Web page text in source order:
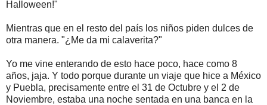
Halloween!"
Mientras que en el resto del país los niños piden dulces de
otra manera. "¿Me da mi calaverita?"
Yo me vine enterando de esto hace poco, hace como 8
años, jaja. Y todo porque durante un viaje que hice a México
y Puebla, precisamente entre el 31 de Octubre y el 2 de
Noviembre, estaba una noche sentada en una banca en la